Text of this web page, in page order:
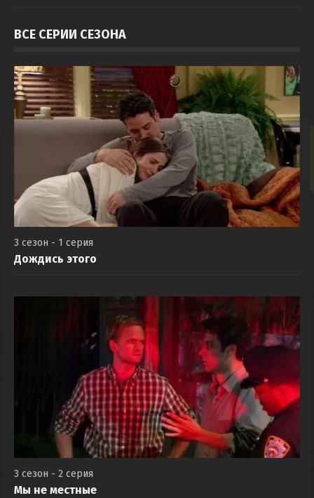
ВСЕ СЕРИИ СЕЗОНА
3 сезон - 1 серия
Дождись этого
3 сезон - 2 серия
Мы не местные